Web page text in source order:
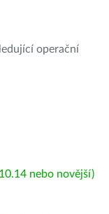
operační
nebo novější)